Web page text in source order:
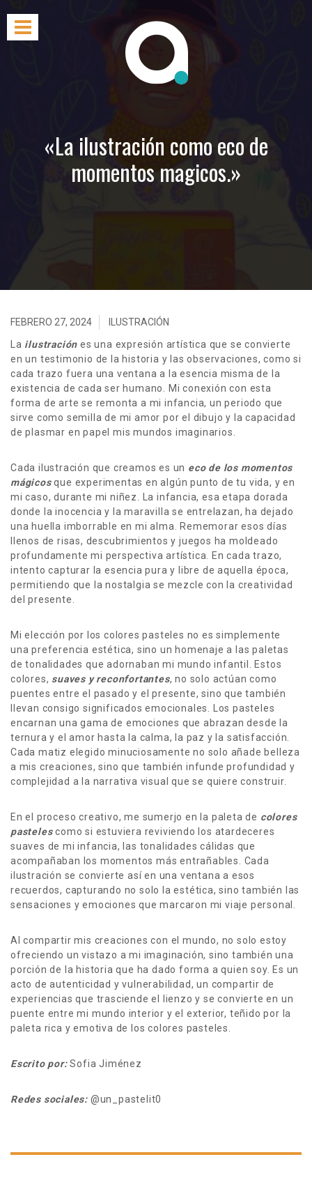
«La ilustración como eco de
momentos magicos.»
FEBRERO 27, 2024
ILUSTRACIÓN
La ilustración es una expresión artística que se convierte
en un testimonio de la historia y las observaciones, como si
cada trazo fuera una ventana a la esencia misma de la
existencia de cada ser humano. Mi conexión con esta
forma de arte se remonta a mi infancia, un periodo que
sirve como semilla de mi amor por el dibujo y la capacidad
de plasmar en papel mis mundos imaginarios.
Cada ilustración que creamos es un eco de los momentos
mágicosque experimentas en algún punto de tu vida, y en
mi caso, durante mi niñez. La infancia, esa etapa dorada
donde la inocencia y la maravilla se entrelazan, ha dejado
una huella imborrable en mi alma. Rememorar esos días
llenos de risas, descubrimientos y juegos ha moldeado
profundamente mi perspectiva artística. En cada trazo,
intento capturar la esencia pura y libre de aquella época,
permitiendo que la nostalgia se mezcle con la creatividad
del presente.
Mi elección por los colores pasteles no es simplemente
una preferencia estética, sino un homenaje a las paletas
de tonalidades que adornaban mi mundo infantil. Estos
colores, suaves y reconfortantes, no solo actúan como
puentes entre el pasado y el presente, sino que también
llevan consigo significados emocionales. Los pasteles
encarnan una gama de emociones que abrazan desde la
ternura y el amor hasta la calma, la paz y la satisfacción.
Cada matiz elegido minuciosamente no solo añade belleza
a mis creaciones, sino que también infunde profundidad y
complejidad a la narrativa visual que se quiere construir.
En el proceso creativo, me sumerjo en la paleta de colores
pastelescomo si estuviera reviviendo los atardeceres
suaves de mi infancia, las tonalidades cálidas que
acompañaban los momentos más entrañables. Cada
ilustración se convierte así en una ventana a esos
recuerdos, capturando no solo la estética, sino también las
sensaciones y emociones que marcaron mi viaje personal.
Al compartir mis creaciones con el mundo, no solo estoy
ofreciendo un vistazo a mi imaginación, sino también una
porción de la historia que ha dado forma a quien soy. Es un
acto de autenticidad y vulnerabilidad, un compartir de
experiencias que trasciende el lienzo y se convierte en un
puente entre mi mundo interior y el exterior, teñido por la
paleta rica y emotiva de los colores pasteles.
Escrito por: Sofia Jiménez
Redes sociales: @un_pastelit0